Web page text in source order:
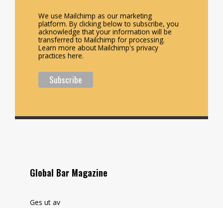
We use Mailchimp as our marketing
platform. By clicking below to subscribe, you
acknowledge that your information will be
transferred to Mailchimp for processing.
Learn more about Mailchimp's privacy
practices here.
Global Bar Magazine
Ges ut av